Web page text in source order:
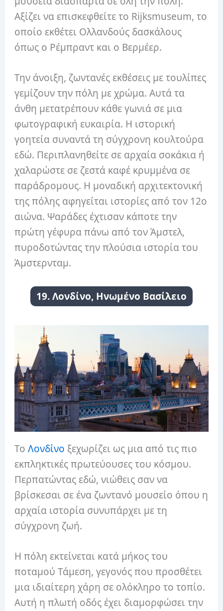
Αξίζει να επισκεφθείτε το Rijksmuseum, το
οποίο εκθέτει Ολλανδούς δασκάλους
όπως ο Ρέμπραντ και ο Βερμέερ.
Την άνοιξη, ζωντανές εκθέσεις με τουλίπες
γεμίζουν την πόλη με χρώμα. Αυτά τα
άνθη μετατρέπουν κάθε γωνιά σε μια
φωτογραφική ευκαιρία. Η ιστορική
γοητεία συναντά τη σύγχρονη κουλτούρα
εδώ. Περιπλανηθείτε σε αρχαία σοκάκια ή
χαλαρώστε σε ζεστά καφέ κρυμμένα σε
παράδρομους. Η μοναδική αρχιτεκτονική
της πόλης αφηγείται ιστορίες από τον 12ο
αιώνα. Ψαράδες έχτισαν κάποτε την
πρώτη γέφυρα πάνω από τον Άμστελ,
πυροδοτώντας την πλούσια ιστορία του
Άμστερνταμ.
19. Λονδίνο, Ηνωμένο Βασίλειο
ΤοΛονδίνο ξεχωρίζει ως μια από τις πιο
εκπληκτικές πρωτεύουσες του κόσμου.
Περπατώντας εδώ, νιώθεις σαν να
βρίσκεσαι σε ένα ζωντανό μουσείο όπου η
αρχαία ιστορία συνυπάρχει με τη
σύγχρονη ζωή.
Η πόλη εκτείνεται κατά μήκος του
ποταμού Τάμεση, γεγονός που προσθέτει
μια ιδιαίτερη χάρη σε ολόκληρο το τοπίο.
Αυτή η πλωτή οδός έχει διαμορφώσει την